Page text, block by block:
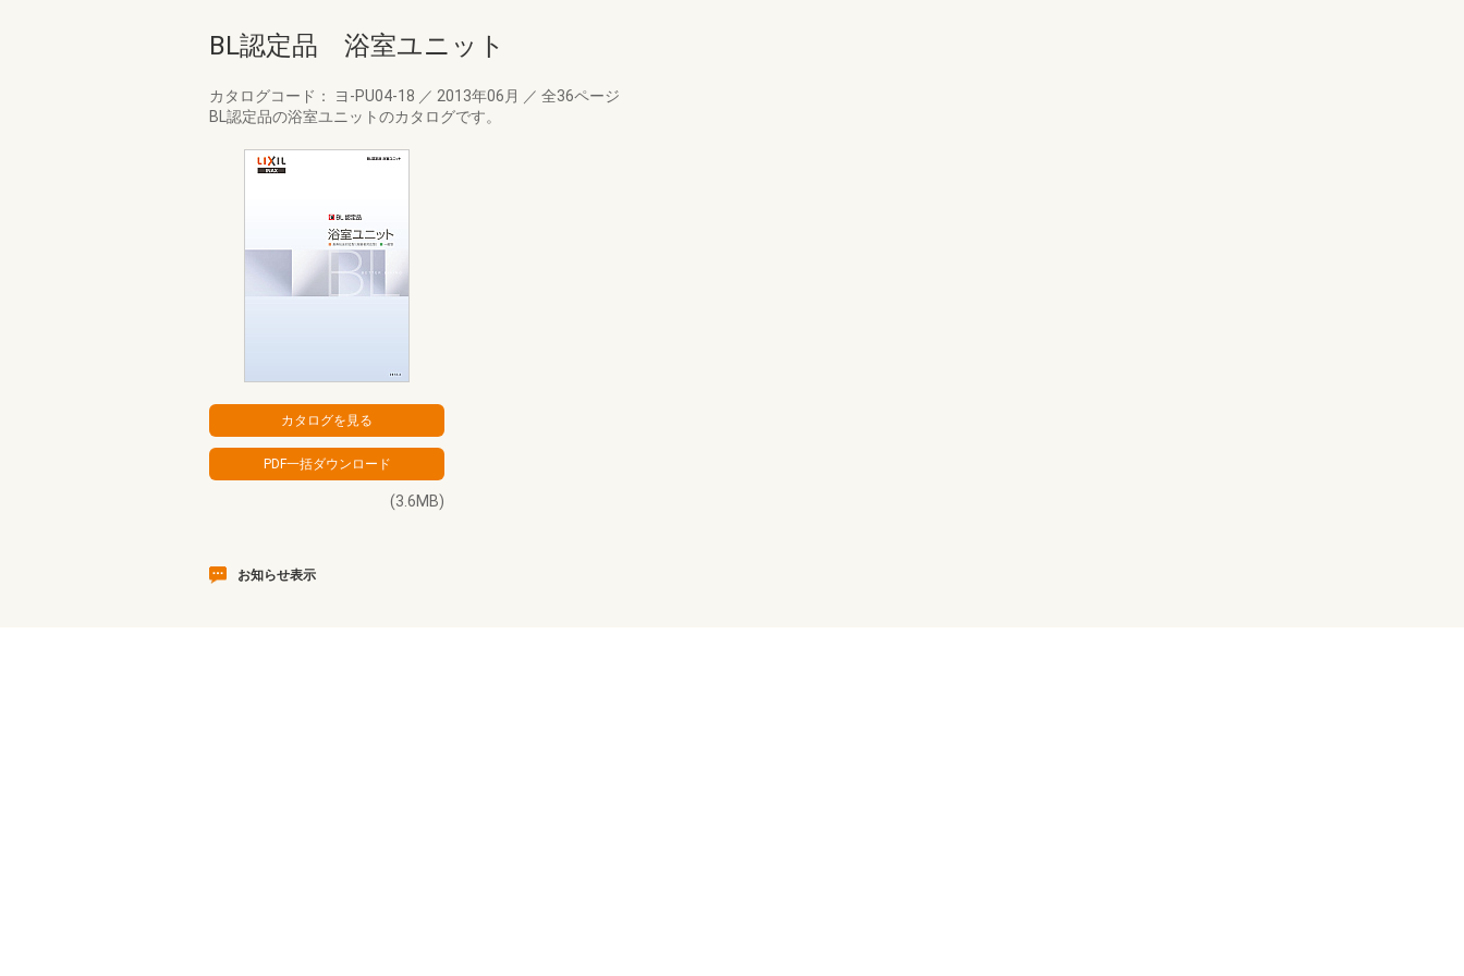
BL認定品 浴室ユニット
カタログコード： ヨ-PU04-18 ／ 2013年06月 ／ 全36ページ
BL認定品の浴室ユニットのカタログです。
(3.6MB)
お知らせ表示